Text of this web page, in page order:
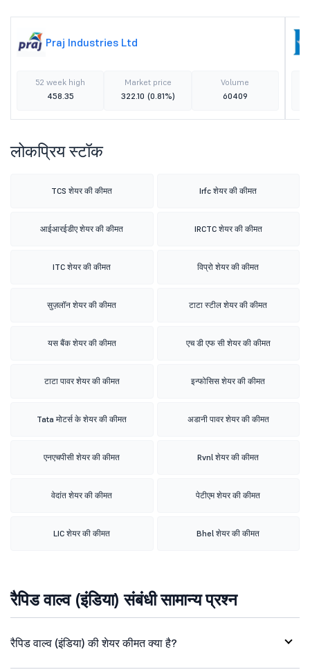
Praj Industries Ltd
52 week high
458.35
Market price
322.10 (0.81%)
Volume
60409
लोकप्रिय स्टॉक
TCS शेयर की कीमत Irfc शेयर की कीमत
आईआरईडीए शेयर की कीमत IRCTC शेयर की कीमत
ITC शेयर की कीमत विप्रो शेयर की कीमत
सुज़लॉन शेयर की कीमत टाटा स्टील शेयर की कीमत
यस बैंक शेयर की कीमत एच डी एफ सी शेयर की कीमत
टाटा पावर शेयर की कीमत इन्फोसिस शेयर की कीमत
Tata मोटर्स के शेयर की कीमत अडानी पावर शेयर की कीमत
एनएचपीसी शेयर की कीमत Rvnl शेयर की कीमत
वेदांत शेयर की कीमत पेटीएम शेयर की कीमत
LIC शेयर की कीमत Bhel शेयर की कीमत
रैपिड वाल्व (इंडिया) संबंधी सामान्य प्रश्न
रैपिड वाल्व (इंडिया) की शेयर कीमत क्या है?